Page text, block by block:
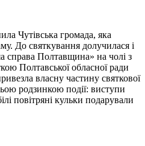
Чутівська громада, яка
До святкування долучилася і
справа Полтавщина» на чолі з
Полтавської обласної ради
власну частину святкової
родзинкою події: виступи
повітряні кульки подарували